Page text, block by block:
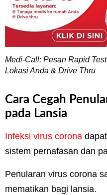
Medi-Call: Pesan Rapid
Lokasi Anda & Drive Thru
Cara Cegah
pada Lansia
Infeksi virus corona
sistem pernafasan dan
Penularan virus corona
mematikan bagi lansia.